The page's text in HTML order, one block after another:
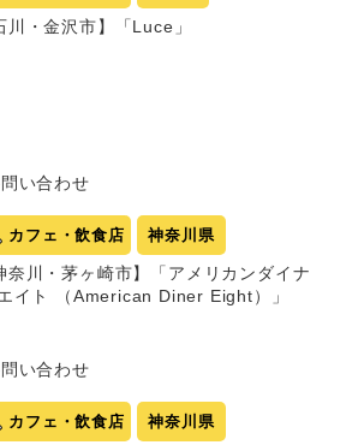
川・金沢市】「Luce」
い合わせ
カフェ・飲食店 神奈川県
奈川・茅ヶ崎市】「アメリカンダイナ
イト （American Diner Eight）」
い合わせ
カフェ・飲食店 神奈川県